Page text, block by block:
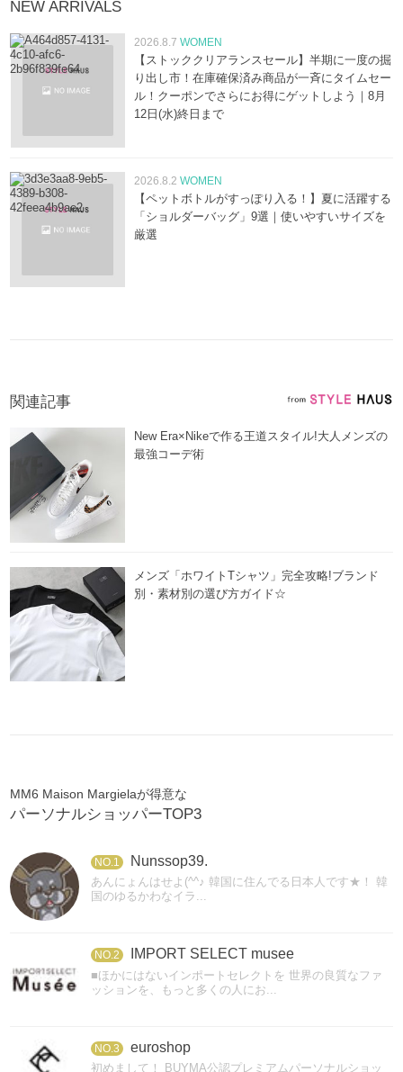
NEW ARRIVALS
2026.8.7 WOMEN
【ストッククリアランスセール】半期に一度の掘
り出し市！在庫確保済み商品が一斉にタイムセー
ル！クーポンでさらにお得にゲットしよう｜8月
12日(水)終日まで
2026.8.2 WOMEN
【ペットボトルがすっぽり入る！】夏に活躍する
「ショルダーバッグ」9選｜使いやすいサイズを
厳選
関連記事
New Era×Nikeで作る王道スタイル!大人メンズの
最強コーデ術
メンズ「ホワイトTシャツ」完全攻略!ブランド
別・素材別の選び方ガイド☆
MM6 Maison Margielaが得意な
パーソナルショッパーTOP3
NO.1 Nunssop39.
あんにょんはせよ(^^♪ 韓国に住んでる日本人です★！ 韓
国のゆるかわなイラ...
NO.2 IMPORT SELECT musee
■ほかにはないインポートセレクトを 世界の良質なファ
ッションを、もっと多くの人にお...
NO.3 euroshop
初めまして！ BUYMA公認プレミアムパーソナルショッ